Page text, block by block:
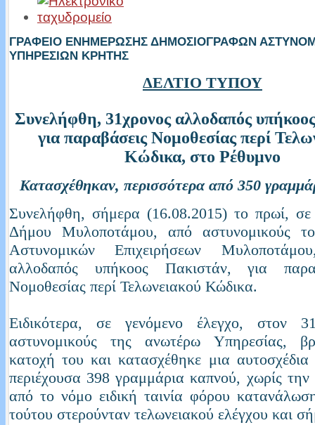
ΓΡΑΦΕΙΟ ΕΝΗΜΕΡΩΣΗΣ ΔΗΜΟΣΙΟΓΡΑΦΩΝ
ΥΠΗΡΕΣΙΩΝ ΚΡΗΤΗΣ
ΔΕΛΤΙΟ ΤΥΠΟΥ
Συνελήφθη, 31χρονος αλλοδαπός
για παραβάσεις Νομοθεσίας περί
Κώδικα, στο Ρέθυμνο
Κατασχέθηκαν, περισσότερα από 350
Συνελήφθη, σήμερα (16.08.2015) το πρωί, σε
Δήμου Μυλοποτάμου, από αστυνομικούς
Αστυνομικών Επιχειρήσεων
αλλοδαπός υπήκοος Πακιστάν, για
Νομοθεσίας περί Τελωνειακού Κώδικα.
Ειδικότερα, σε γενόμενο έλεγχο, στον
αστυνομικούς της ανωτέρω Υπηρεσίας,
κατοχή του και κατασχέθηκε μια αυτοσχέδια
περιέχουσα 398 γραμμάρια καπνού, χωρίς την
από το νόμο ειδική ταινία φόρου
τούτου στερούνταν τελωνειακού ελέγχου και